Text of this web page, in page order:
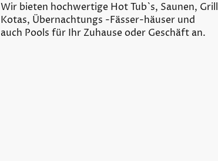
Wir bieten hochwertige Hot Tub`s, Saunen, Grill
Kotas, Übernachtungs -Fässer-häuser und
auch Pools für Ihr Zuhause oder Geschäft an.